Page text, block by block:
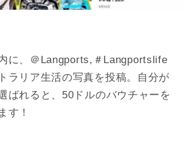
に、＠Langports,＃Langportslife
ラリア生活の写真を投稿。自分が
ばれると、50ドルのバウチャーを
す！